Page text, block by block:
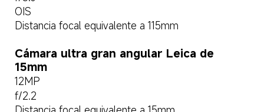
OIS
Distancia focal equivalente a 115mm
Cámara ultra gran angular Leica de
15mm
12MP
f/2.2